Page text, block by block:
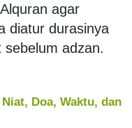
agar
diatur durasinya
sebelum adzan.
Doa, Waktu, dan